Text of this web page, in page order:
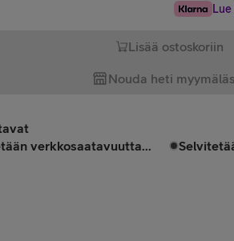
Lisää ostoskoriin
Nouda heti
verkkosaatavuutta...